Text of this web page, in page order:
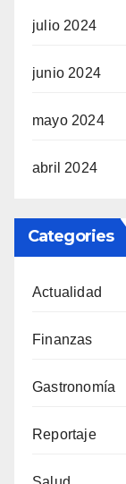
julio 2024
junio 2024
mayo 2024
abril 2024
Categories
Actualidad
Finanzas
Gastronomía
Reportaje